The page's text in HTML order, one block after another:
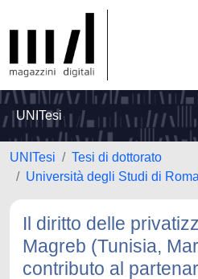
UNITesi
UNITesi
Tesi di dottorato
Università degli Studi di
Il diritto delle
Magreb (Tunisia,
contributo al